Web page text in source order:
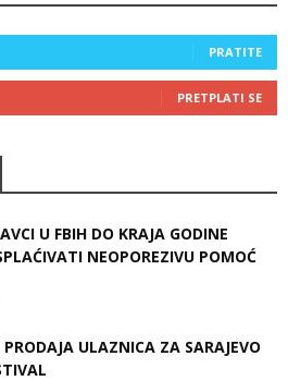
PRATITE
PRETPLATI SE
U FBIH DO KRAJA GODINE
NEOPOREZIVU POMOĆ
PRODAJA ULAZNICA ZA SARAJEVO